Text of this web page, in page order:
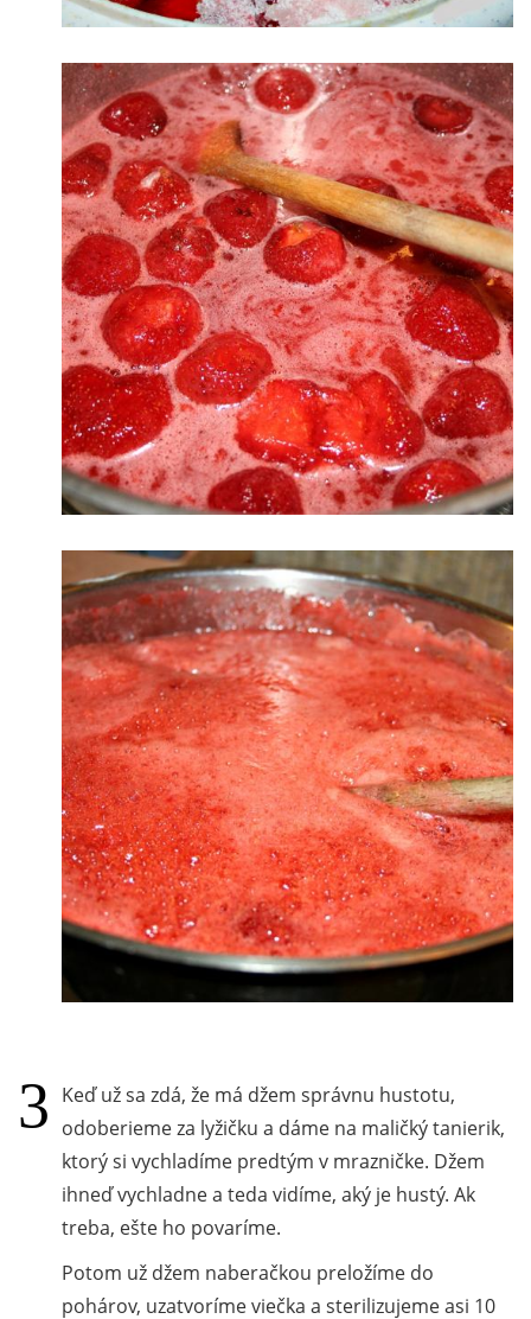
Keď už sa zdá, že má džem správnu hustotu,
odoberieme za lyžičku a dáme na maličký tanierik,
ktorý si vychladíme predtým v mrazničke. Džem
ihneď vychladne a teda vidíme, aký je hustý. Ak
treba, ešte ho povaríme.
Potom už džem naberačkou preložíme do
pohárov, uzatvoríme viečka a sterilizujeme asi 10